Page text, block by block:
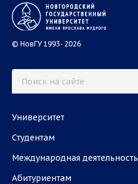
© НовГУ 1993- 2026
Университет
Студентам
Международная деятельность
Абитуриентам